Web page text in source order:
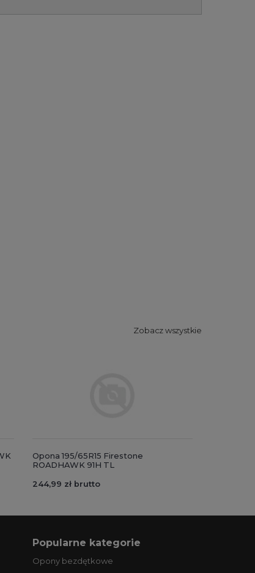
Zobacz wszystkie
Opona 195/65R15 Firestone
ROADHAWK 91H TL
244,99 zł brutto
Popularne kategorie
Opony bezdętkowe